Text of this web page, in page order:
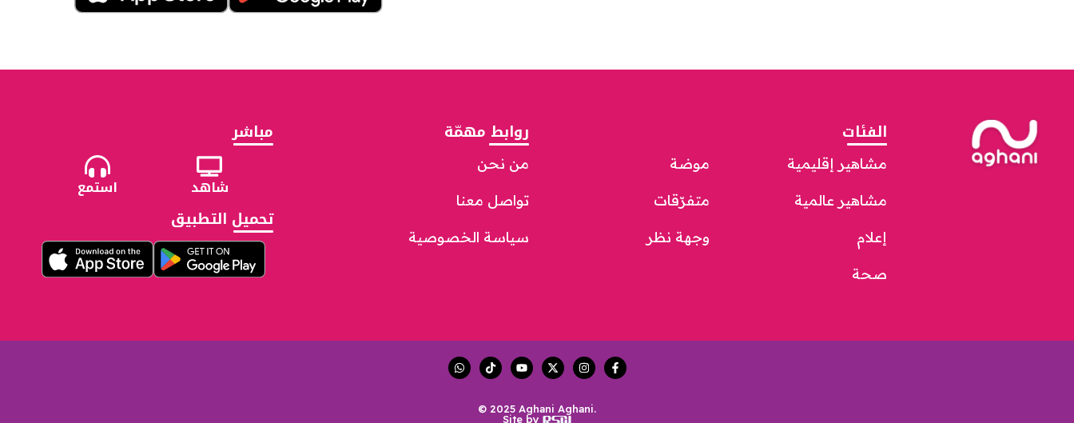
الفئات
مشاهير إقليمية
مشاهير عالمية
إعلام
صحة
موضة
متفرّقات
وجهة نظر
روابط مهمّة
من نحن
تواصل معنا
سياسة الخصوصية
مباشر
شاهد استمع
تحميل التطبيق
© 2025 Aghani Aghani.
Site by